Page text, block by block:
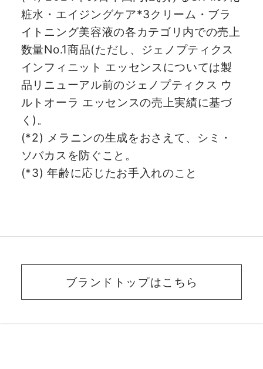
粧水・エイジングケア*3クリーム・ブラ
イトニング美容液の各カテゴリ内での売上
数量No.1商品(ただし、ジェノプティクス
インフィニット エッセンスについては製
品リニューアル前のジェノプティクス ウ
ルトオーラ エッセンスの売上実績に基づ
く)。
(*2) メラニンの生成をおさえて、シミ・
ソバカスを防ぐこと。
(*3) 年齢に応じたお手入れのこと
ブランドトップはこちら